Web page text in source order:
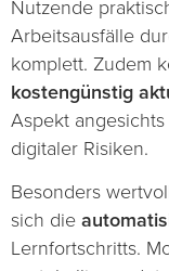
Nutzende
Arbeitsausfälle
komplett. Zudem
kostengünstig
Aspekt
digitaler Risiken.
Besonders
sich die
Lernfortschritts.